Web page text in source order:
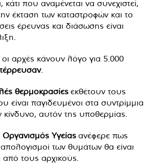
κάτι που αναμένεται να συνεχιστεί,
έκταση των καταστροφών και το
έρευνας και διάσωσης είναι
οι αρχές κάνουν λόγο για 5.000
.
θερμοκρασίες εκθέτουν τους
είναι παγιδευμένοι στα συντρίμμια
αυτόν της υποθερμίας.
Υγείας ανέφερε πως
απολογισμοί των θυμάτων θα είναι
τους αρχικούς.